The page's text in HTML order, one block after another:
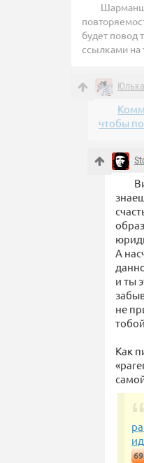
будет повод
ссылками на
чтобы
А
и ты
не
Как
69